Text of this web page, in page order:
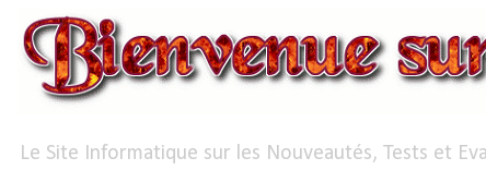
Le Site Informatique sur les Nouveautés, Tests et